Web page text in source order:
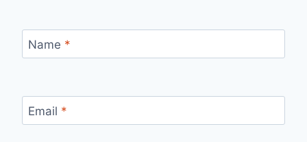
Name *
Email *